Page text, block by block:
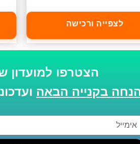
לצפייה ורכישה
הצטרפו למועדון